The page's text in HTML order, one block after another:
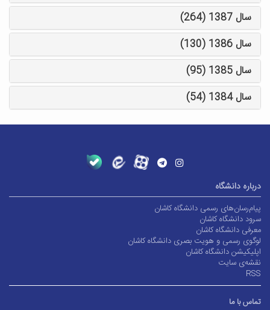
سال 1387 (264)
سال 1386 (130)
سال 1385 (95)
سال 1384 (54)
درباره دانشگاه
پیام‌رسان‌های رسمی دانشگاه کاشان
سرود دانشگاه کاشان
معرفی دانشگاه کاشان
لوگوی رسمی و هویت بصری دانشگاه کاشان
اپلیکیشن دانشگاه کاشان
نقشه‌ی سایت
RSS
تماس با ما